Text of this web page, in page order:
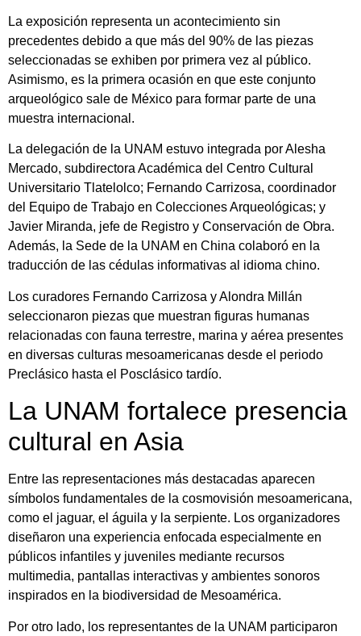
La exposición representa un acontecimiento sin
precedentes debido a que más del 90% de las piezas
seleccionadas se exhiben por primera vez al público.
Asimismo, es la primera ocasión en que este conjunto
arqueológico sale de México para formar parte de una
muestra internacional.
La delegación de la UNAM estuvo integrada por Alesha
Mercado, subdirectora Académica del Centro Cultural
Universitario Tlatelolco; Fernando Carrizosa, coordinador
del Equipo de Trabajo en Colecciones Arqueológicas; y
Javier Miranda, jefe de Registro y Conservación de Obra.
Además, la Sede de la UNAM en China colaboró en la
traducción de las cédulas informativas al idioma chino.
Los curadores Fernando Carrizosa y Alondra Millán
seleccionaron piezas que muestran figuras humanas
relacionadas con fauna terrestre, marina y aérea presentes
en diversas culturas mesoamericanas desde el periodo
Preclásico hasta el Posclásico tardío.
La UNAM fortalece presencia
cultural en Asia
Entre las representaciones más destacadas aparecen
símbolos fundamentales de la cosmovisión mesoamericana,
como el jaguar, el águila y la serpiente. Los organizadores
diseñaron una experiencia enfocada especialmente en
públicos infantiles y juveniles mediante recursos
multimedia, pantallas interactivas y ambientes sonoros
inspirados en la biodiversidad de Mesoamérica.
Por otro lado, los representantes de la UNAM participaron